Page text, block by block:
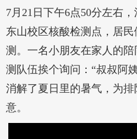
7月21日下午6点50分左右
东山校区核酸检测点，居
测。一名小朋友在家人的
测队伍挨个询问：“叔叔阿
消解了夏日里的暑气，为
意。